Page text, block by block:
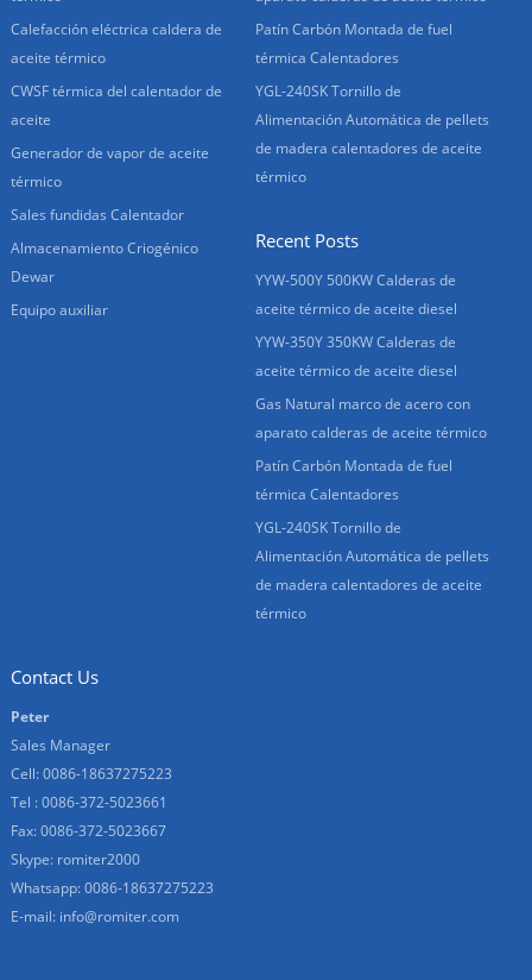
Calefacción eléctrica caldera de
aceite térmico
CWSF térmica del calentador de
aceite
Generador de vapor de aceite
térmico
Sales fundidas Calentador
Almacenamiento Criogénico
Dewar
Equipo auxiliar
Patín Carbón Montada de fuel
térmica Calentadores
YGL-240SK Tornillo de
Alimentación Automática de pellets
de madera calentadores de aceite
térmico
Recent Posts
YYW-500Y 500KW Calderas de
aceite térmico de aceite diesel
YYW-350Y 350KW Calderas de
aceite térmico de aceite diesel
Gas Natural marco de acero con
aparato calderas de aceite térmico
Patín Carbón Montada de fuel
térmica Calentadores
YGL-240SK Tornillo de
Alimentación Automática de pellets
de madera calentadores de aceite
térmico
Contact Us
Peter
Sales Manager
Cell: 0086-18637275223
Tel : 0086-372-5023661
Fax: 0086-372-5023667
Skype: romiter2000
Whatsapp:0086-18637275223
E-mail: info@romiter.com